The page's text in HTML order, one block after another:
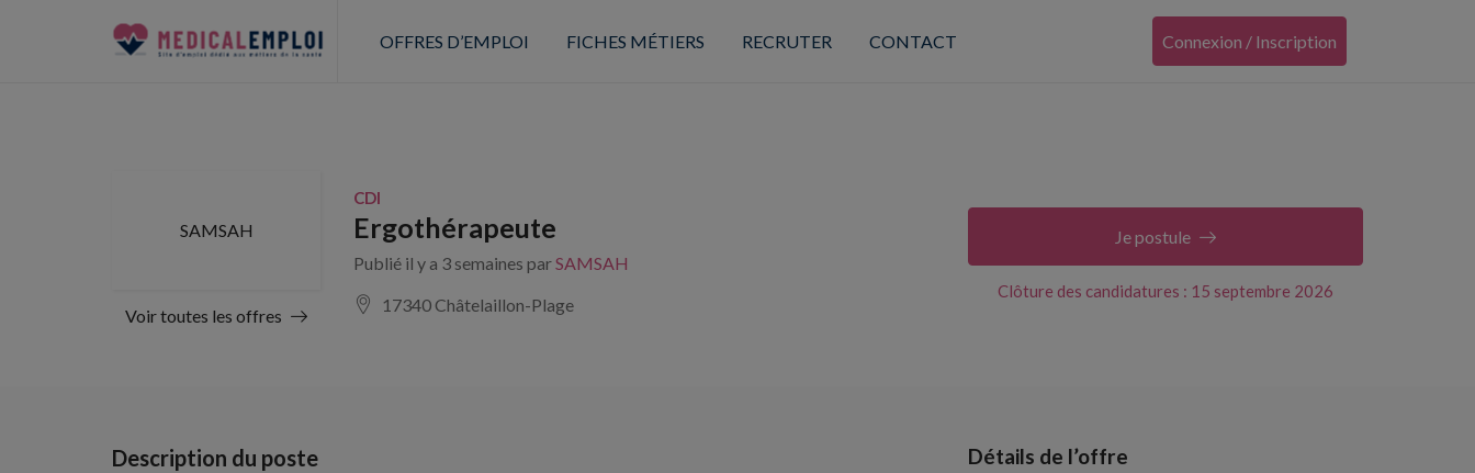
OFFRES D’EMPLOI FICHES MÉTIERS RECRUTER CONTACT Connexion / Inscription
SAMSAH
Voir toutes les offres
CDI
Ergothérapeute
Publié il y a 3 semaines parSAMSAH
17340 Châtelaillon-Plage
Clôture des candidatures : 15 septembre 2026
Je postule
Description du poste Détails de l’offre